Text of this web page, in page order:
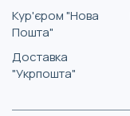
Кур'єром "Нова
Пошта"
Доставка
"Укрпошта"